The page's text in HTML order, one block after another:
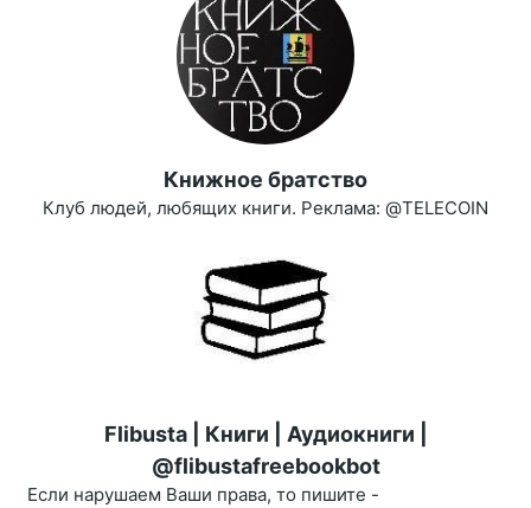
Книжное братство
Клуб людей, любящих книги. Реклама: @TELECOIN
Flibusta | Книги | Аудиокниги |
@flibustafreebookbot
Если нарушаем Ваши права, то пишите -